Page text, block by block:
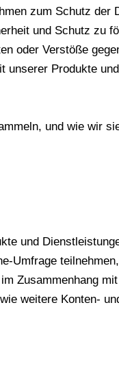
zum Schutz der
und Schutz zu
oder Verstöße
unserer Produkte
und wie wir
und
Umfrage
Zusammenhang
weitere Konten-